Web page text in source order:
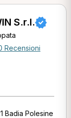
S.r.l.
Recensioni
Badia Polesine